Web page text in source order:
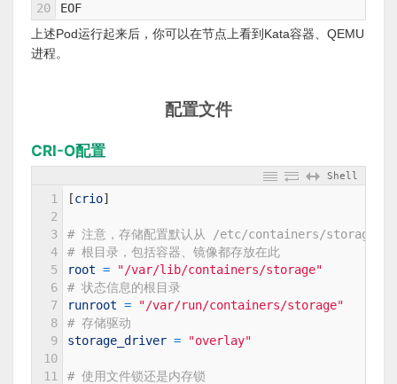
20
EOF
上述Pod运行起来后，你可以在节点上看到Kata容器、QEMU
进程。
配置文件
CRI-O配置
Shell
1
2
3
4
5
6
7
8
9
10
11
[crio]
# 注意，存储配置默认从 /etc/containers/
# 根目录，包括容器、镜像都存放在此
root =
"/var/lib/containers/storage"
# 状态信息的根目录
runroot =
"/var/run/containers/storage"
# 存储驱动
storage_driver = "overlay"
# 使用文件锁还是内存锁